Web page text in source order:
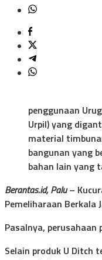
penggunaan
Urpil) yang
material
bangunan yang
bahan lain yang
Berantas.id, Palu–
Pemeliharaan Berkala
Pasalnya,
Selain produk U Ditch